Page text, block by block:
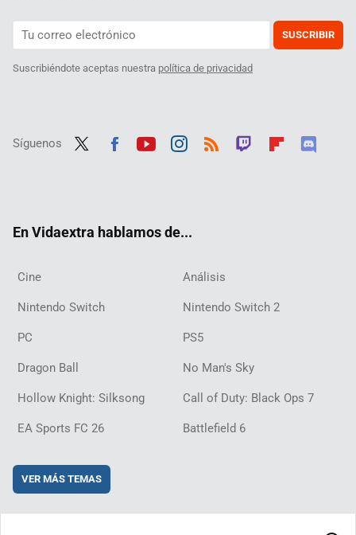
SUSCRIBIR
Suscribiéndote aceptas nuestra política de privacidad
Síguenos
En Vidaextra hablamos de...
Cine Análisis
Nintendo Switch Nintendo Switch 2
PC PS5
Dragon Ball No Man's Sky
Hollow Knight: Silksong Call of Duty: Black Ops 7
EA Sports FC 26 Battlefield 6
VER MÁS TEMAS